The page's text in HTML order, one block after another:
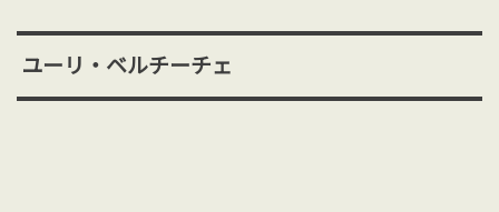
ユーリ・ベルチーチェ